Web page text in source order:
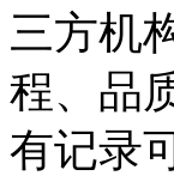
三方机
程、品
有记录